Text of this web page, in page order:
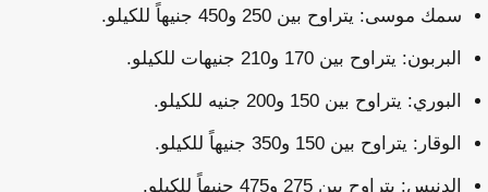
سمك موسى: يتراوح بين 250 و450 جنيهاً للكيلو.
البربون: يتراوح بين 170 و210 جنيهات للكيلو.
البوري: يتراوح بين 150 و200 جنيه للكيلو.
الوقار: يتراوح بين 150 و350 جنيهاً للكيلو.
الدنيس: يتراوح بين 275 و475 جنيهاً للكيلو.